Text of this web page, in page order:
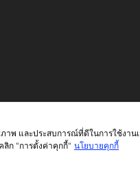
ภาพ และประสบการณ์ที่ดีในการใช้งา
ลิก "การตั้งค่าคุกกี้" นโยบายคุกกี้